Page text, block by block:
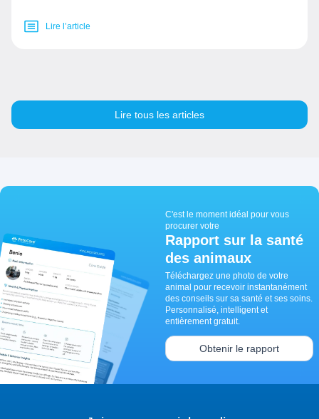
Lire l’article
Lire tous les articles
C'est le moment idéal pour vous
procurer votre
Rapport sur la santé
des animaux
Téléchargez une photo de votre
animal pour recevoir instantanément
des conseils sur sa santé et ses soins.
Personnalisé, intelligent et
entièrement gratuit.
Obtenir le rapport